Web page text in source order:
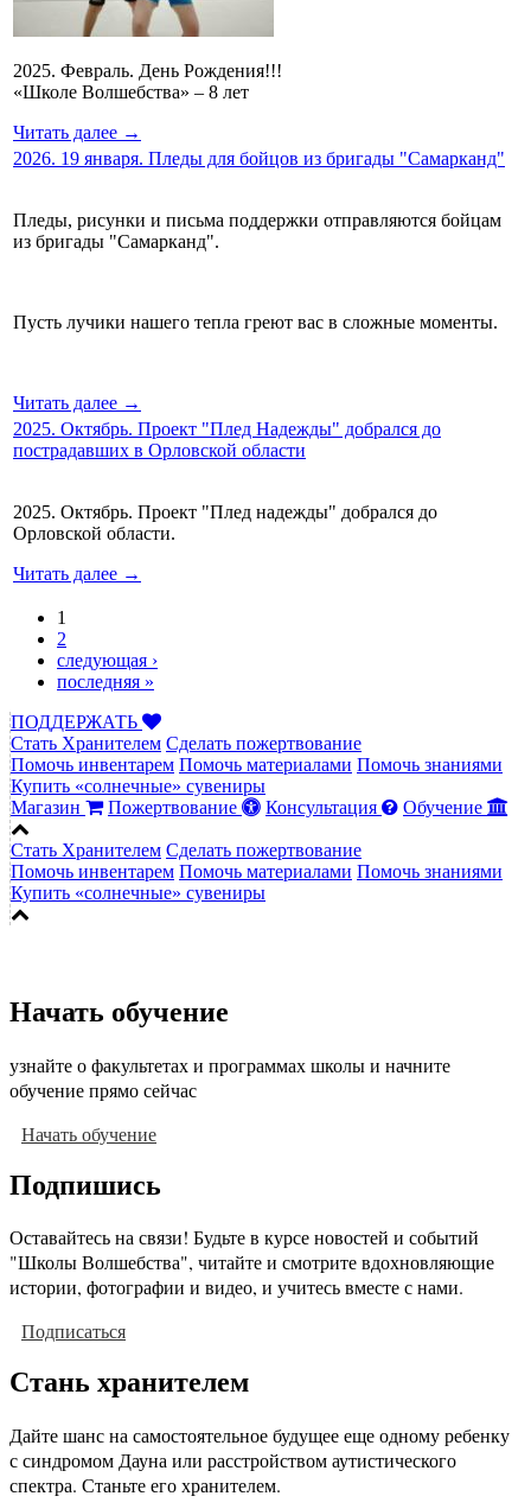
2025. Февраль. День Рождения!!!
«Школе Волшебства» – 8 лет
Читать далее →
2026. 19 января. Пледы для бойцов из бригады "Самарканд"
Пледы, рисунки и письма поддержки отправляются бойцам
из бригады "Самарканд".
Пусть лучики нашего тепла греют вас в сложные моменты.
Читать далее →
2025. Октябрь. Проект "Плед Надежды" добрался до
пострадавших в Орловской области
2025. Октябрь. Проект "Плед надежды" добрался до
Орловской области.
Читать далее →
Страницы
1
2
следующая ›
последняя »
ПОДДЕРЖАТЬ
Стать Хранителем Сделать пожертвование
Помочь инвентарем Помочь материалами Помочь знаниями
Купить «солнечные» сувениры
Магазин
Пожертвование Консультация Обучение
Стать Хранителем Сделать пожертвование
Помочь инвентарем Помочь материалами Помочь знаниями
Купить «солнечные» сувениры
Начать обучение
узнайте о факультетах и программах школы и начните
обучение прямо сейчас
Начать обучение
Подпишись
Оставайтесь на связи! Будьте в курсе новостей и событий
"Школы Волшебства", читайте и смотрите вдохновляющие
истории, фотографии и видео, и учитесь вместе с нами.
Подписаться
Стань хранителем
Дайте шанс на самостоятельное будущее еще одному ребенку
с синдромом Дауна или расстройством аутистического
спектра. Станьте его хранителем.